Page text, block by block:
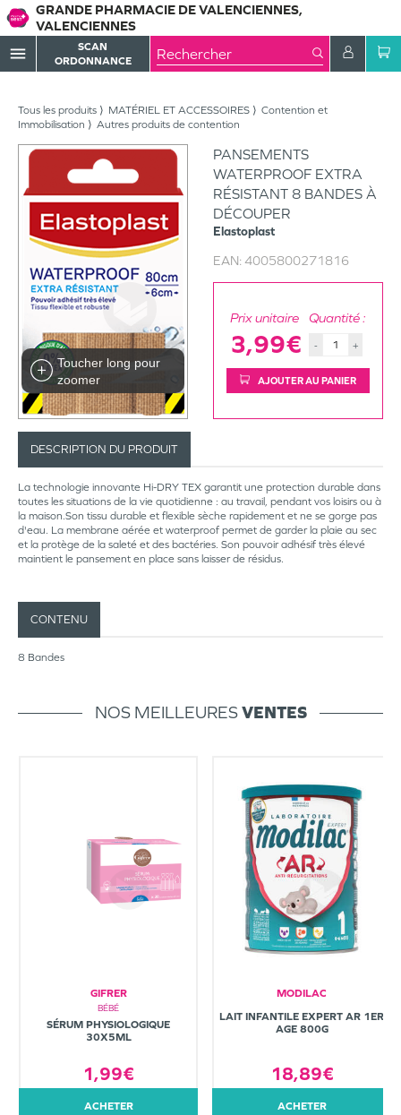
GRANDE PHARMACIE DE VALENCIENNES,
VALENCIENNES
menu
SCAN
ORDONNANCE
Tous les produits MATÉRIEL ET ACCESSOIRES
Contention et
Immobilisation
Autres produits de contention
Toucher long pour
zoomer
PANSEMENTS
WATERPROOF EXTRA
RÉSISTANT 8 BANDES À
DÉCOUPER
Elastoplast
EAN: 4005800271816
Prix unitaire
3,99€
Quantité :
- +
AJOUTER AU PANIER
DESCRIPTION DU PRODUIT
La technologie innovante Hi-DRY TEX garantit une protection durable dans
toutes les situations de la vie quotidienne : au travail, pendant vos loisirs ou à
la maison.Son tissu durable et flexible sèche rapidement et ne se gorge pas
d'eau. La membrane aérée et waterproof permet de garder la plaie au sec
et la protège de la saleté et des bactéries. Son pouvoir adhésif très élevé
maintient le pansement en place sans laisser de résidus.
CONTENU
8 Bandes
NOS MEILLEURESVENTES
GIFRER
BÉBÉ
SÉRUM PHYSIOLOGIQUE
30X5ML
1,99€
ACHETER
MODILAC
LAIT INFANTILE EXPERT AR 1ER
AGE 800G
18,89€
ACHETER